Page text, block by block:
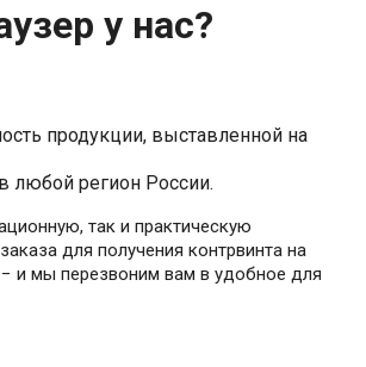
у нас?
продукции, выставленной на
любой регион России.
так и практическую
для получения контрвинта на
и мы перезвоним вам в удобное для